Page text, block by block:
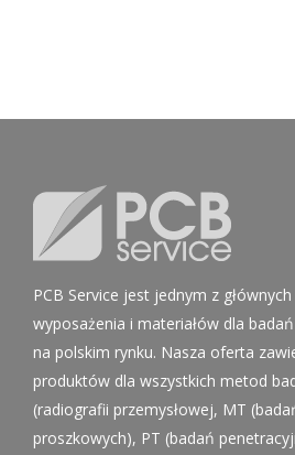
PCB Service jest jednym z
wyposażenia i materiałów dla
na polskim rynku. Nasza oferta
produktów dla wszystkich metod
(radiografii przemysłowej, MT
proszkowych), PT (badań